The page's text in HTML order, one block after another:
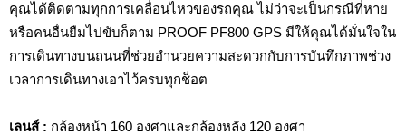
คุณได้ติดตามทุกการเคลื่อนไหวของรถคุณ ไม่ว่าจะเป็นกรณีที่หาย
หรือคนอื่นยืมไปขับก็ตาม PROOF PF800 GPS มีให้คุณได้มั่นใจใน
การเดินทางบนถนนที่ช่วยอำนวยความสะดวกกับการบันทึกภาพช่วง
เวลาการเดินทางเอาไว้ครบทุกช็อต
เลนส์ : กล้องหน้า 160 องศาและกล้องหลัง 120 องศา